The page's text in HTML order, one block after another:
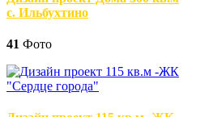
с. Ильбухтино
41 Фото